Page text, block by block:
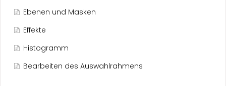
Ebenen und Masken
Effekte
Histogramm
Bearbeiten des Auswahlrahmens